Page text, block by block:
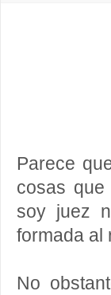
Parece
cosas
soy juez
formada al
No